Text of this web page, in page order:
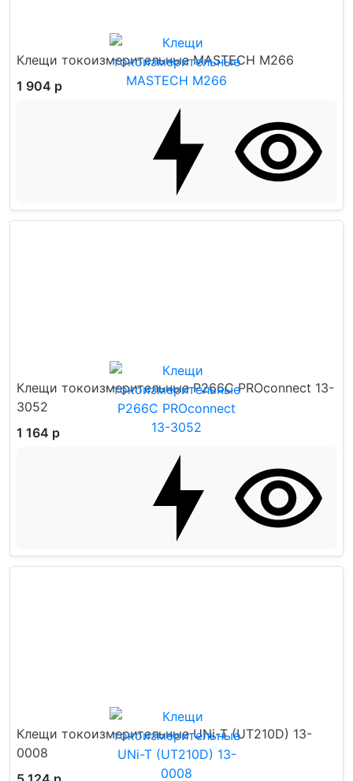
Клещи токоизмерительные MASTECH M266
1 904 р
Клещи токоизмерительные P266C PROconnect 13-
3052
1 164 р
Клещи токоизмерительные UNi-T (UT210D) 13-
0008